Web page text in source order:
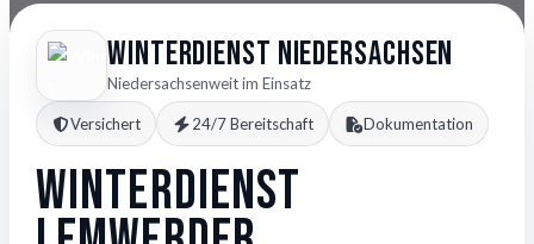
Winterdienst Niedersachsen
Niedersachsenweit im Einsatz
Versichert 24/7 Bereitschaft Dokumentation
Winterdienst